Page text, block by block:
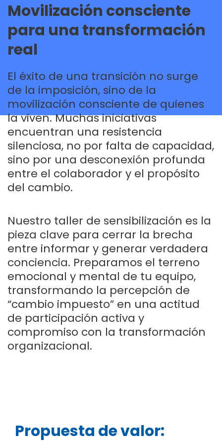
Movilización consciente
para una transformación
real
El éxito de una transición no surge
de la imposición, sino de la
movilización consciente de quienes
la viven. Muchas iniciativas
encuentran una resistencia
silenciosa, no por falta de capacidad,
sino por una desconexión profunda
entre el colaborador y el propósito
del cambio.
Nuestro taller de sensibilización es la
pieza clave para cerrar la brecha
entre informar y generar verdadera
conciencia. Preparamos el terreno
emocional y mental de tu equipo,
transformando la percepción de
“cambio impuesto” en una actitud
de participación activa y
compromiso con la transformación
organizacional.
Propuesta de valor: